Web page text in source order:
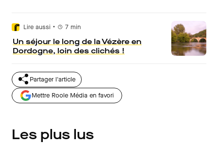
Lire aussi • 7 min
Un séjour le long de la Vézère en
Dordogne, loin des clichés !
Partager l'article
Mettre Roole Média en favori
Les plus lus